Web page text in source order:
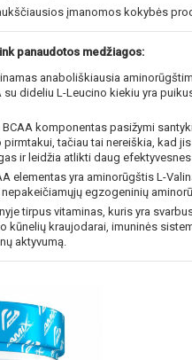
įmanomos kokybės
panaudotos medžiagos:
anaboliškiausia
su dideliu L-Leucino kiekiu yra
BCAA komponentas pasižymi
pirmtakui, tačiau tai nereiškia, kad
ir leidžia atlikti daug
elementas yra aminorūgštis L-
egzogeninių
tirpus vitaminas, kuris yra
kūnelių kraujodarai, imuninės
aktyvumą.